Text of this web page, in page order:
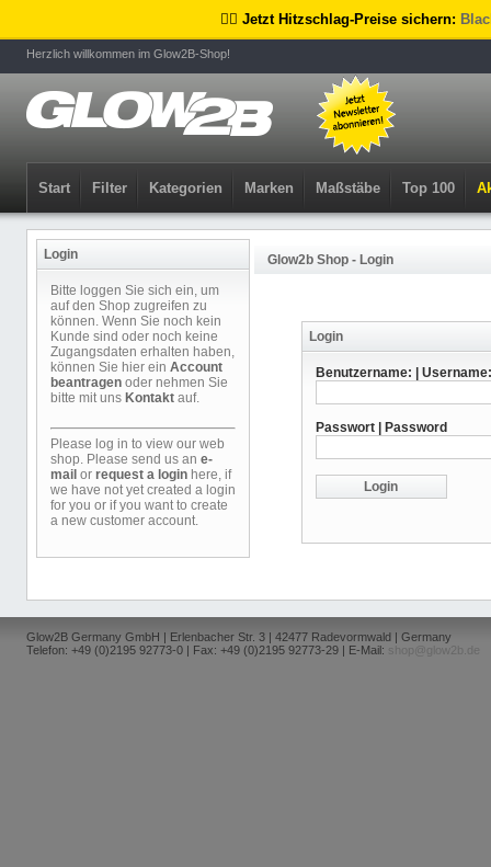
🏴‍☠️ Jetzt Hitzschlag-Preise sichern:
Herzlich willkommen im Glow2B-Shop!
Start Filter Kategorien Marken Maßstäbe Top 100
Login
Bitte loggen Sie sich ein, um
auf den Shop zugreifen zu
können. Wenn Sie noch kein
Kunde sind oder noch keine
Zugangsdaten erhalten haben,
können Sie hier ein Account
beantragen oder nehmen Sie
bitte mit uns Kontakt auf.
Please log in to view our web
shop. Please send us an e-
mail or request a login here, if
we have not yet created a login
for you or if you want to create
a new customer account.
Glow2b Shop - Login
Login
Benutzername: | Username:
Passwort | Password
Glow2B Germany GmbH | Erlenbacher Str. 3 | 42477 Radevormwald | Germany
Telefon: +49 (0)2195 92773-0 | Fax: +49 (0)2195 92773-29 | E-Mail:
shop@glow2b.de